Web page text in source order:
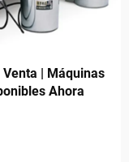
| Máquinas
Ahora